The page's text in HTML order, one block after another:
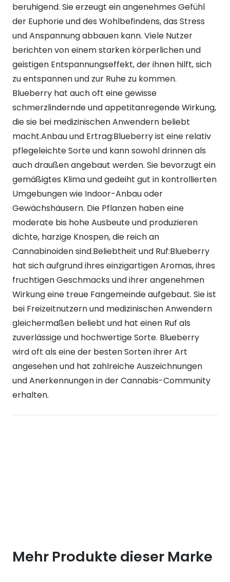
beruhigend. Sie erzeugt ein angenehmes Gefühl
der Euphorie und des Wohlbefindens, das Stress
und Anspannung abbauen kann. Viele Nutzer
berichten von einem starken körperlichen und
geistigen Entspannungseffekt, der ihnen hilft, sich
zu entspannen und zur Ruhe zu kommen.
Blueberry hat auch oft eine gewisse
schmerzlindernde und appetitanregende Wirkung,
die sie bei medizinischen Anwendern beliebt
macht.Anbau und Ertrag:Blueberry ist eine relativ
pflegeleichte Sorte und kann sowohl drinnen als
auch draußen angebaut werden. Sie bevorzugt ein
gemäßigtes Klima und gedeiht gut in kontrollierten
Umgebungen wie Indoor-Anbau oder
Gewächshäusern. Die Pflanzen haben eine
moderate bis hohe Ausbeute und produzieren
dichte, harzige Knospen, die reich an
Cannabinoiden sind.Beliebtheit und Ruf:Blueberry
hat sich aufgrund ihres einzigartigen Aromas, ihres
fruchtigen Geschmacks und ihrer angenehmen
Wirkung eine treue Fangemeinde aufgebaut. Sie ist
bei Freizeitnutzern und medizinischen Anwendern
gleichermaßen beliebt und hat einen Ruf als
zuverlässige und hochwertige Sorte. Blueberry
wird oft als eine der besten Sorten ihrer Art
angesehen und hat zahlreiche Auszeichnungen
und Anerkennungen in der Cannabis-Community
erhalten.
Mehr Produkte dieser Marke